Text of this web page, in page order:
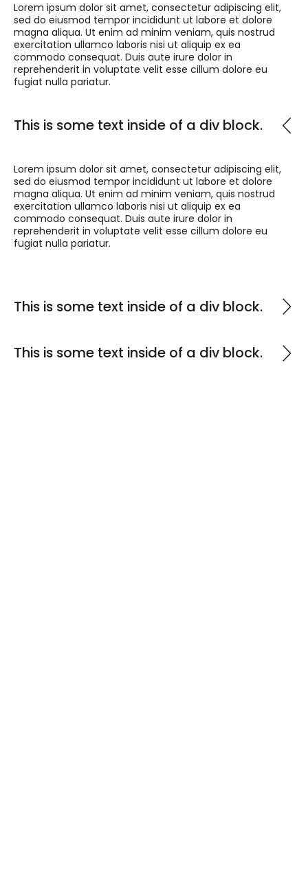
Lorem ipsum dolor sit amet, consectetur adipiscing elit,
sed do eiusmod tempor incididunt ut labore et dolore
magna aliqua. Ut enim ad minim veniam, quis nostrud
exercitation ullamco laboris nisi ut aliquip ex ea
commodo consequat. Duis aute irure dolor in
reprehenderit in voluptate velit esse cillum dolore eu
fugiat nulla pariatur.
This is some text inside of a div block.
Lorem ipsum dolor sit amet, consectetur adipiscing elit,
sed do eiusmod tempor incididunt ut labore et dolore
magna aliqua. Ut enim ad minim veniam, quis nostrud
exercitation ullamco laboris nisi ut aliquip ex ea
commodo consequat. Duis aute irure dolor in
reprehenderit in voluptate velit esse cillum dolore eu
fugiat nulla pariatur.
This is some text inside of a div block.
This is some text inside of a div block.